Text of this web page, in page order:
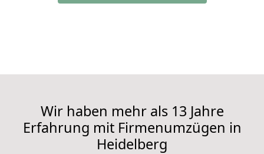
Wir haben mehr als 13 Jahre
Erfahrung mit Firmenumzügen in
Heidelberg